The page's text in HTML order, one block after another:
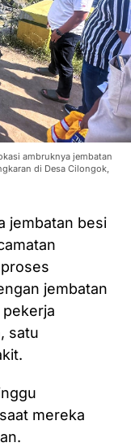
ambruknya jembatan
di Desa Cilongok,
jembatan besi
jembatan
satu
mereka